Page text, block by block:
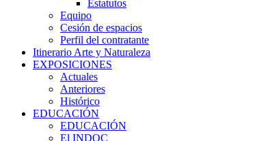
Estatutos
Equipo
Cesión de espacios
Perfil del contratante
Itinerario Arte y Naturaleza
EXPOSICIONES
Actuales
Anteriores
Histórico
EDUCACIÓN
EDUCACIÓN
El INDOC